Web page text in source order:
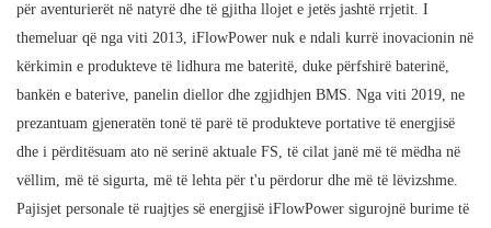
për aventurierët në natyrë dhe të gjitha llojet e jetës jashtë rrjetit. I
themeluar që nga viti 2013, iFlowPower nuk e ndali kurrë inovacionin në
kërkimin e produkteve të lidhura me bateritë, duke përfshirë baterinë,
bankën e baterive, panelin diellor dhe zgjidhjen BMS. Nga viti 2019, ne
prezantuam gjeneratën tonë të parë të produkteve portative të energjisë
dhe i përditësuam ato në serinë aktuale FS, të cilat janë më të mëdha në
vëllim, më të sigurta, më të lehta për t'u përdorur dhe më të lëvizshme.
Pajisjet personale të ruajtjes së energjisë iFlowPower sigurojnë burime të